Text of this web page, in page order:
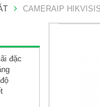
CAMERAIP
đặc